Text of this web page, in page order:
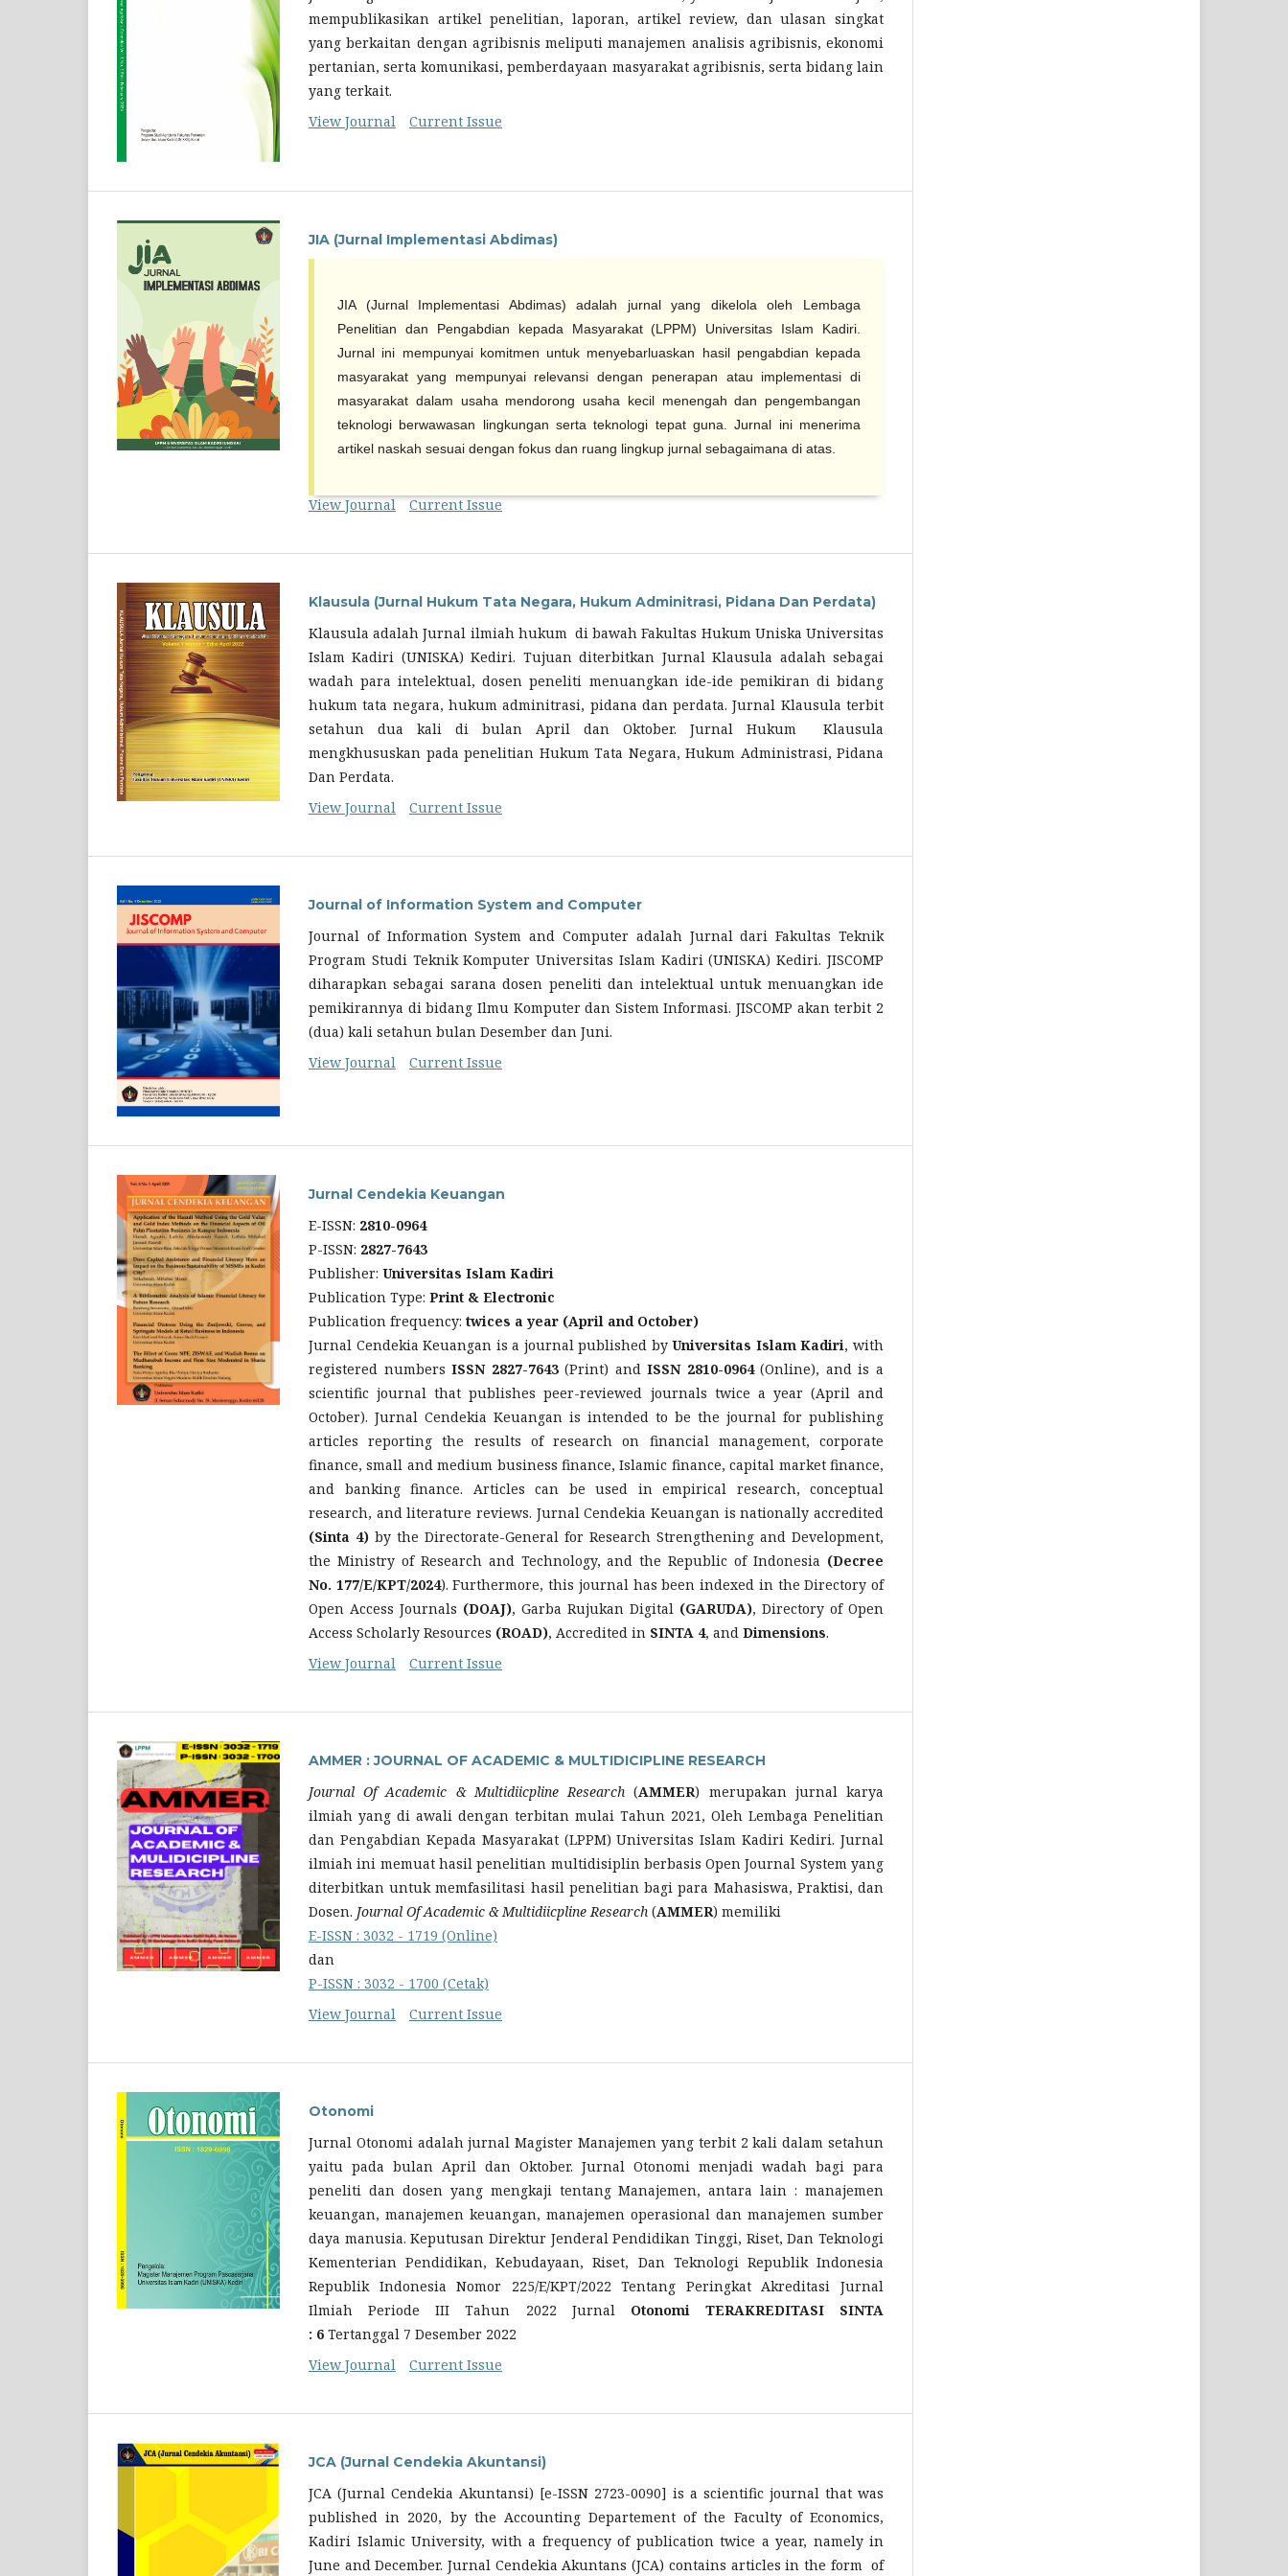
mempublikasikan artikel penelitian, laporan, artikel review, dan ulasan singkat
yang berkaitan dengan agribisnis meliputi manajemen analisis agribisnis, ekonomi
pertanian, serta komunikasi, pemberdayaan masyarakat agribisnis, serta bidang lain
yang terkait.
View Journal
Current Issue
JIA (Jurnal Implementasi Abdimas)
JIA (Jurnal Implementasi Abdimas) adalah jurnal yang dikelola oleh Lembaga
Penelitian dan Pengabdian kepada Masyarakat (LPPM) Universitas Islam Kadiri.
Jurnal ini mempunyai komitmen untuk menyebarluaskan hasil pengabdian kepada
masyarakat yang mempunyai relevansi dengan penerapan atau implementasi di
masyarakat dalam usaha mendorong usaha kecil menengah dan pengembangan
teknologi berwawasan lingkungan serta teknologi tepat guna. Jurnal ini menerima
artikel naskah sesuai dengan fokus dan ruang lingkup jurnal sebagaimana di atas.
View Journal Current Issue
Klausula (Jurnal Hukum Tata Negara, Hukum Adminitrasi, Pidana Dan Perdata)
Klausula adalah Jurnal ilmiah hukum di bawah Fakultas Hukum Uniska Universitas
Islam Kadiri (UNISKA) Kediri. Tujuan diterbitkan Jurnal Klausula adalah sebagai
wadah para intelektual, dosen peneliti menuangkan ide-ide pemikiran di bidang
hukum tata negara, hukum adminitrasi, pidana dan perdata. Jurnal Klausula terbit
setahun dua kali di bulan April dan Oktober. Jurnal Hukum Klausula
mengkhususkan pada penelitian Hukum Tata Negara, Hukum Administrasi, Pidana
Dan Perdata.
View Journal
Current Issue
Journal of Information System and Computer
Journal of Information System and Computer adalah Jurnal dari Fakultas Teknik
Program Studi Teknik Komputer Universitas Islam Kadiri (UNISKA) Kediri. JISCOMP
diharapkan sebagai sarana dosen peneliti dan intelektual untuk menuangkan ide
pemikirannya di bidang Ilmu Komputer dan Sistem Informasi. JISCOMP akan terbit 2
(dua) kali setahun bulan Desember dan Juni.
View Journal
Current Issue
Jurnal Cendekia Keuangan
E-ISSN: 2810-0964
P-ISSN: 2827-7643
Publisher: Universitas Islam Kadiri
Publication Type: Print & Electronic
Publication frequency: twices a year (April and October)
Jurnal Cendekia Keuangan is a journal published byUniversitas Islam Kadiri, with
registered numbersISSN 2827-7643(Print) andISSN 2810-0964(Online), and is a
scientific journal that publishes peer-reviewed journals twice a year (April and
October). Jurnal Cendekia Keuangan is intended to be the journal for publishing
articles reporting the results of research on financial management, corporate
finance, small and medium business finance, Islamic finance, capital market finance,
and banking finance. Articles can be used in empirical research, conceptual
research, and literature reviews. Jurnal Cendekia Keuangan is nationally accredited
(Sinta 4) by the Directorate-General for Research Strengthening and Development,
the Ministry of Research and Technology, and the Republic of Indonesia (Decree
No. 177/E/KPT/2024). Furthermore, this journal has been indexed in the Directory of
Open Access Journals (DOAJ), Garba Rujukan Digital (GARUDA), Directory of Open
Access Scholarly Resources (ROAD), Accredited in SINTA 4, and Dimensions.
View Journal
Current Issue
AMMER : JOURNAL OF ACADEMIC & MULTIDICIPLINE RESEARCH
Journal Of Academic & Multidiicpline Research (AMMER) merupakan jurnal karya
ilmiah yang di awali dengan terbitan mulai Tahun 2021, Oleh Lembaga Penelitian
dan Pengabdian Kepada Masyarakat (LPPM) Universitas Islam Kadiri Kediri. Jurnal
ilmiah ini memuat hasil penelitian multidisiplin berbasis Open Journal System yang
diterbitkan untuk memfasilitasi hasil penelitian bagi para Mahasiswa, Praktisi, dan
Dosen. Journal Of Academic & Multidiicpline Research (AMMER) memiliki
E-ISSN : 3032 - 1719 (Online)
dan
P-ISSN : 3032 - 1700 (Cetak)
View Journal
Current Issue
Otonomi
Jurnal Otonomi adalah jurnal Magister Manajemen yang terbit 2 kali dalam setahun
yaitu pada bulan April dan Oktober. Jurnal Otonomi menjadi wadah bagi para
peneliti dan dosen yang mengkaji tentang Manajemen, antara lain : manajemen
keuangan, manajemen keuangan, manajemen operasional dan manajemen sumber
daya manusia. Keputusan Direktur Jenderal Pendidikan Tinggi, Riset, Dan Teknologi
Kementerian Pendidikan, Kebudayaan, Riset, Dan Teknologi Republik Indonesia
Republik Indonesia Nomor 225/E/KPT/2022 Tentang Peringkat Akreditasi Jurnal
Ilmiah Periode III Tahun 2022 Jurnal Otonomi TERAKREDITASI SINTA
: 6 Tertanggal 7 Desember 2022
View Journal
Current Issue
JCA (Jurnal Cendekia Akuntansi)
JCA (Jurnal Cendekia Akuntansi) [e-ISSN 2723-0090] is a scientific journal that was
published in 2020, by the Accounting Departement of the Faculty of Economics,
Kadiri Islamic University, with a frequency of publication twice a year, namely in
June and December. Jurnal Cendekia Akuntans (JCA) contains articles in the form of